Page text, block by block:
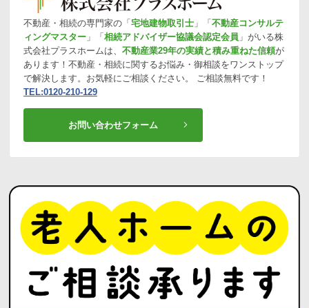
不動産・相続の専門家の「宅地建物取引士 」「不動産コンサルテ
ィングマスター 」「相続アドバイザー協議会認定会員 」がいる株
式会社プラスホームは、 不動産業29年の実績と積み重ねた信頼が
あります！不動産・相続に関するお悩み・御相談をワンストップ
で解決します。お気軽にご相談ください。 ご相談無料です！
TEL:0120-210-129
お問い合わせフォーム